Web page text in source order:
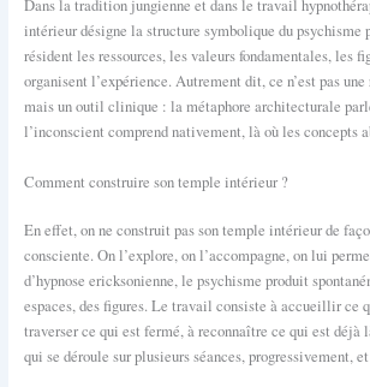
Dans la tradition jungienne et dans le travail
intérieur désigne la structure symbolique du psychisme
résident les ressources, les valeurs fondamentales, les
organisent l’expérience. Autrement dit, ce n’est pas
mais un outil clinique : la métaphore architecturale
l’inconscient comprend nativement, là où les concepts
Comment construire son temple intérieur ?
En effet, on ne construit pas son temple intérieur de
consciente. On l’explore, on l’accompagne, on lui
d’hypnose ericksonienne, le psychisme produit
espaces, des figures. Le travail consiste à accueillir ce
traverser ce qui est fermé, à reconnaître ce qui est déjà
qui se déroule sur plusieurs séances, progressivement,